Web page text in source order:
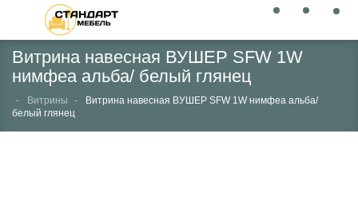
Витрина навесная ВУШЕР SFW 1W
нимфеа альба/ белый глянец
Витрины
Витрина навесная ВУШЕР SFW 1W нимфеа альба/
белый глянец